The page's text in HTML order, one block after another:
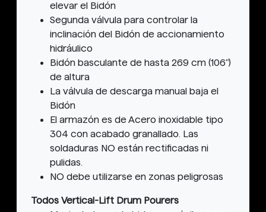
elevar el Bidón
Segunda válvula para controlar la
inclinación del Bidón de accionamiento
hidráulico
Bidón basculante de hasta 269 cm (106")
de altura
La válvula de descarga manual baja el
Bidón
El armazón es de Acero inoxidable tipo
304 con acabado granallado. Las
soldaduras NO están rectificadas ni
pulidas.
NO debe utilizarse en zonas peligrosas
Todos Vertical-Lift Drum Pourers